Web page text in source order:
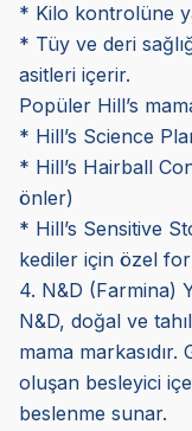
* Kilo kontrolüne
* Tüy ve deri
asitleri içerir.
Popüler Hill’s
* Hill’s Science
* Hill’s Hairball
önler)
* Hill’s Sensitive
kediler için özel
4. N&D (Farmina)
N&D, doğal ve
mama
oluşan besleyici
beslenme sunar.